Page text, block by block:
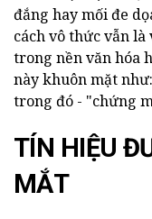
đắng hay mối đe
cách vô thức vẫn
trong nền văn hóa
này khuôn mặt
trong đó - "chứng
TÍN HIỆU
MẮT